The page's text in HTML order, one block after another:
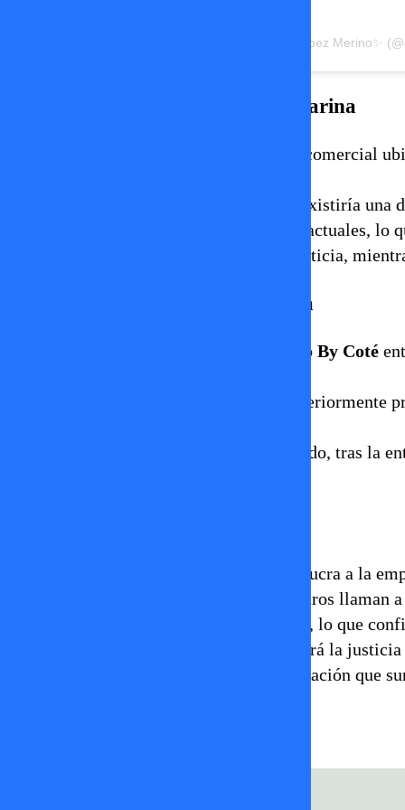
Una publicación compartida por ✨Maria Jose Lopez Merino✨
La millonaria deuda en el Mall Marina
El conflicto estaría vinculado a un local comercial
De acuerdo a la información difundida, existiría una
querellante acusa incumplimientos contractuales, lo
Por ahora, el caso está en manos de la justicia,
Presentan querella y el caso escala
Clo By Coté
No obstante, los documentos fueron posteriormente
La situación se complejizó aún más cuando, tras la
Como suele ocurrir con todo lo que involucra a la
algunos usuarios exigen explicaciones, otros
El tema ya genera alto interés en internet, lo que
Por ahora, la polémica está instalada y será la
atentos a cualquier declaración o actualización que